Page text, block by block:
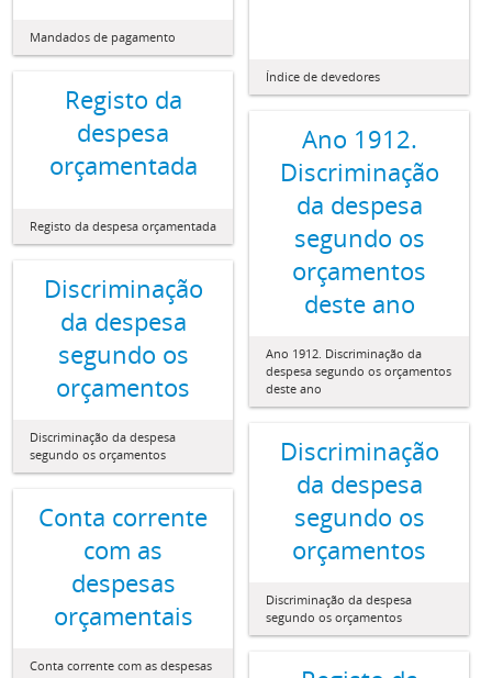
Mandados de pagamento
Índice de devedores
Registo da
despesa
orçamentada
Registo da despesa orçamentada
Ano 1912.
Discriminação
da despesa
segundo os
orçamentos
deste ano
Ano 1912. Discriminação da
despesa segundo os orçamentos
deste ano
Discriminação
da despesa
segundo os
orçamentos
Discriminação da despesa
segundo os orçamentos
Discriminação
da despesa
segundo os
orçamentos
Discriminação da despesa
segundo os orçamentos
Conta corrente
com as
despesas
orçamentais
Conta corrente com as despesas